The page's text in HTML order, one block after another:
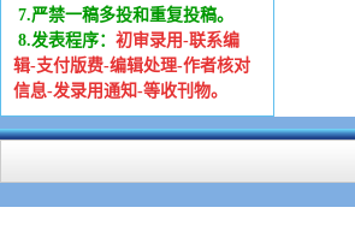
7.严禁一稿多投和重复投稿。
8.发表程序： 初审录用-联系编
辑-支付版费-编辑处理-作者核对
信息-发录用通知-等收刊物。